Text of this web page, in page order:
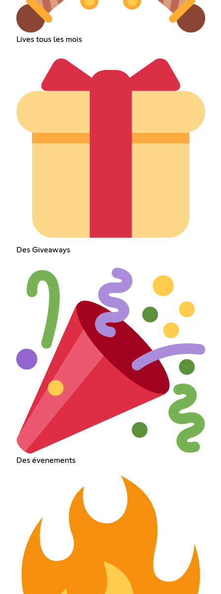
Lives tous les mois
Des Giveaways
Des évenements